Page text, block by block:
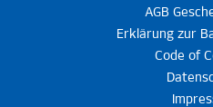
AGB
Erklärung zur
Code of